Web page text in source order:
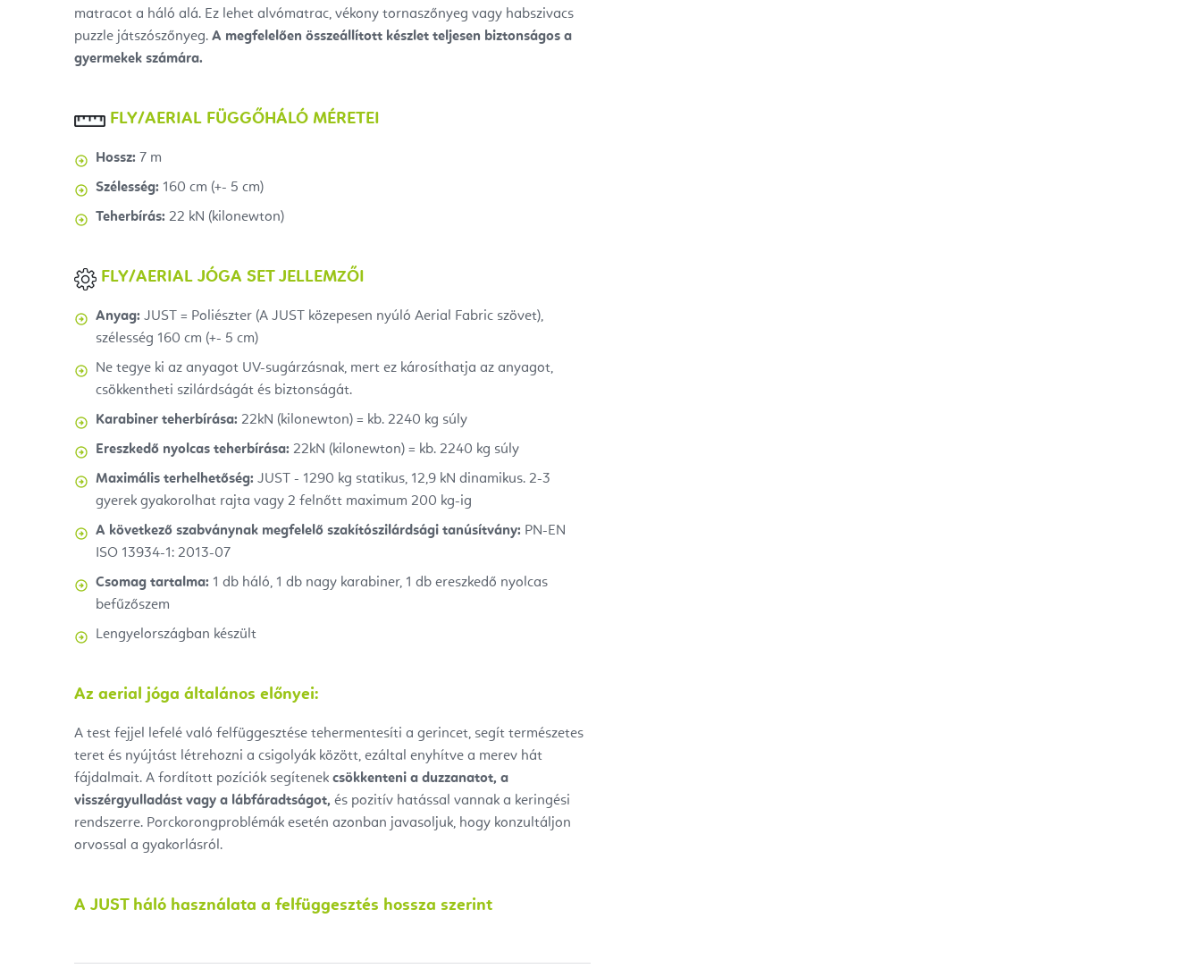
matracot a háló alá. Ez lehet alvómatrac, vékony tornaszőnyeg vagy habszivacs
puzzle játszószőnyeg. A megfelelően összeállított készlet teljesen biztonságos a
gyermekek számára.
FLY/AERIAL FÜGGŐHÁLÓ MÉRETEI
Hossz: 7 m
Szélesség: 160 cm (+- 5 cm)
Teherbírás: 22 kN (kilonewton)
FLY/AERIAL JÓGA SET JELLEMZŐI
Anyag: JUST = Poliészter (A JUST közepesen nyúló Aerial Fabric szövet),
szélesség 160 cm (+- 5 cm)
Ne tegye ki az anyagot UV-sugárzásnak, mert ez károsíthatja az anyagot,
csökkentheti szilárdságát és biztonságát.
Karabiner teherbírása: 22kN (kilonewton) = kb. 2240 kg súly
Ereszkedő nyolcas teherbírása: 22kN (kilonewton) = kb. 2240 kg súly
Maximális terhelhetőség: JUST - 1290 kg statikus, 12,9 kN dinamikus. 2-3
gyerek gyakorolhat rajta vagy 2 felnőtt maximum 200 kg-ig
A következő szabványnak megfelelő szakítószilárdsági tanúsítvány: PN-EN
ISO 13934-1: 2013-07
Csomag tartalma: 1 db háló, 1 db nagy karabiner, 1 db ereszkedő nyolcas
befűzőszem
Lengyelországban készült
Az aerial jóga általános előnyei:
A test fejjel lefelé való felfüggesztése tehermentesíti a gerincet, segít természetes
teret és nyújtást létrehozni a csigolyák között, ezáltal enyhítve a merev hát
fájdalmait. A fordított pozíciók segítenek csökkenteni a duzzanatot, a
visszérgyulladást vagy a lábfáradtságot, és pozitív hatással vannak a keringési
rendszerre. Porckorongproblémák esetén azonban javasoljuk, hogy konzultáljon
orvossal a gyakorlásról.
A JUST háló használata a felfüggesztés hossza szerint